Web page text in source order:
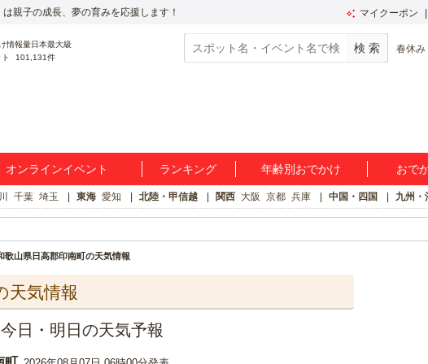
親子の成長、夢の育みを応援します！ マイクーポン
101,131件
春休み
オンラインイベント ランキング 年齢別おでかけ おで
千葉 埼玉 東海 愛知 北陸・甲信越 関西 大阪 京都 兵庫 中国・四国 九州・
歌山県日高郡印南町の天気情報
天気情報
日・明日の天気予報